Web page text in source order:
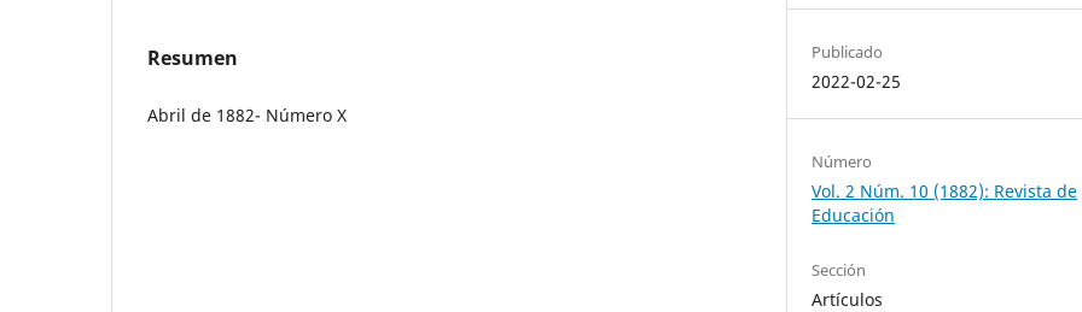
Resumen
Abril de 1882- Número X
Publicado
2022-02-25
Número
Vol. 2 Núm. 10 (1882): Revista de
Educación
Sección
Artículos